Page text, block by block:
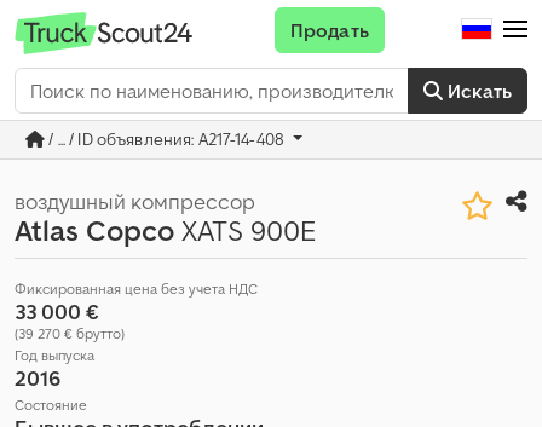
Искать
Продать
/ ... / ID объявления: A217-14-408
воздушный компрессор
Atlas CopcoXATS 900E
Фиксированная цена без учета НДС
33 000 €
(39 270 € брутто)
Год выпуска
2016
Состояние